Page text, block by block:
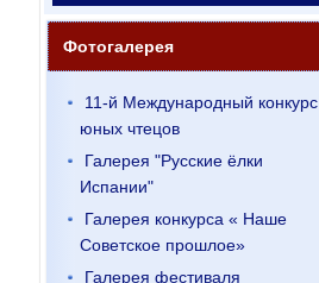
Фотогалерея
11-й Международный конкурс
юных чтецов
Галерея "Русские ёлки
Испании"
Галерея конкурса « Наше
Советское прошлое»
Галерея фестиваля